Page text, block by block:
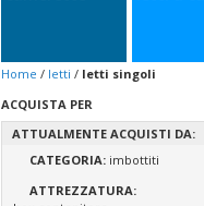
Home / letti / letti singoli
ACQUISTA PER
ATTUALMENTE ACQUISTI DA:
CATEGORIA: imbottiti
ATTREZZATURA: